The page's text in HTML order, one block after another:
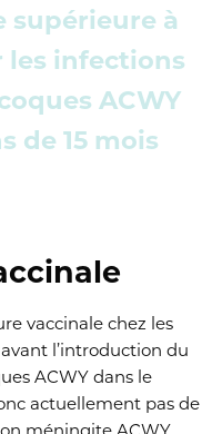
supérieure à
les infections
ACWY
de 15 mois
vaccinale chez les
l’introduction du
ACWY dans le
actuellement pas de